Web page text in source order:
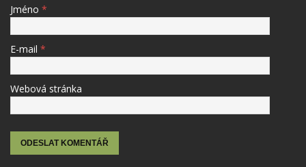
Jméno *
E-mail *
Webová stránka